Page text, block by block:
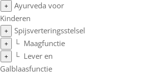
+
Ayurveda voor
Kinderen
+ Spijsverteringsstelsel
+ └ Maagfunctie
+ └ Lever en
Galblaasfunctie